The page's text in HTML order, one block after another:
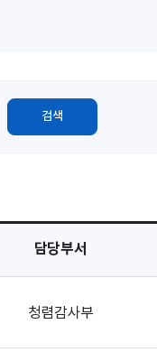
검색
담당부서
청렴감사부